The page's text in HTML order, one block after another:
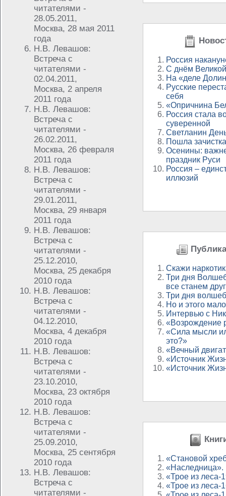
читателями -
28.05.2011,
Москва, 28 мая 2011
года
Н.В. Левашов:
Встреча с
читателями -
02.04.2011,
Москва, 2 апреля
2011 года
Н.В. Левашов:
Встреча с
читателями -
26.02.2011,
Москва, 26 февраля
2011 года
Н.В. Левашов:
Встреча с
читателями -
29.01.2011,
Москва, 29 января
2011 года
Н.В. Левашов:
Встреча с
читателями -
25.12.2010,
Москва, 25 декабря
2010 года
Н.В. Левашов:
Встреча с
читателями -
04.12.2010,
Москва, 4 декабря
2010 года
Н.В. Левашов:
Встреча с
читателями -
23.10.2010,
Москва, 23 октября
2010 года
Н.В. Левашов:
Встреча с
читателями -
25.09.2010,
Москва, 25 сентября
2010 года
Н.В. Левашов:
Встреча с
читателями -
Россия
С днём
На «деле
Русские
себя
«Опричнина
Россия стала
суверенной
Светланин
Пошла
Осенины:
праздник Руси
Россия –
иллюзий
Скажи
Три дня
все станем
Три дня
Но и этого мало
Интервью с
«Возрождение
«Сила мысли
это?»
«Вечный
«Источник
«Источник
«Становой
«Наследница».
«Трое из леса-
«Трое из леса-